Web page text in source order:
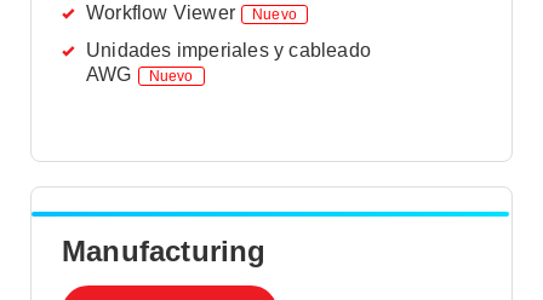
Workflow Viewer
Unidades imperiales y cableado
AWG
Manufacturing